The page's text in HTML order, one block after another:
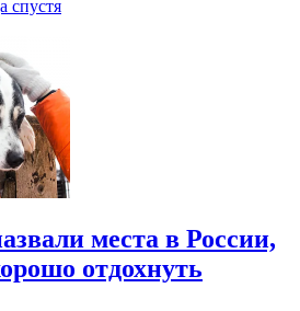
спустя
места в России,
отдохнуть